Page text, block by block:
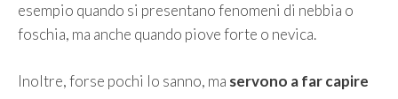
esempio quando si presentano fenomeni di nebbia o
foschia, ma anche quando piove forte o nevica.
Inoltre, forse pochi lo sanno, ma servono a far capire